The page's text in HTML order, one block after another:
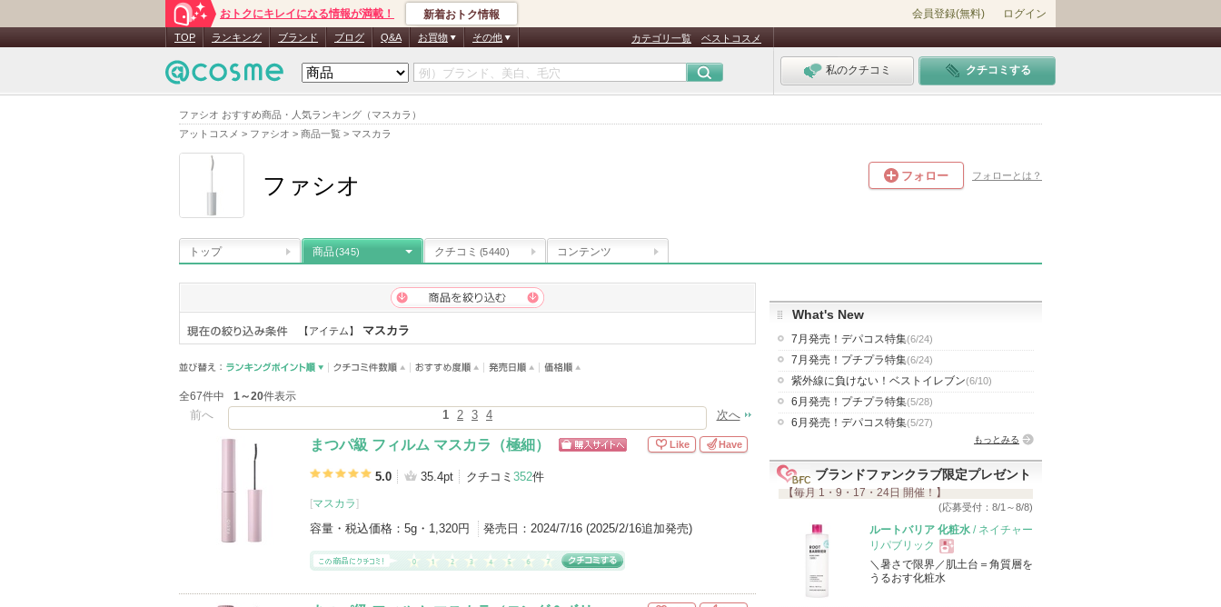
ファシオ おすすめ商品・人気ランキング（マスカラ）
アットコスメ > ファシオ > 商品一覧 > マスカラ
おトクにキレイになる情報が満載！ 新着おトク情報 会員登録(無料) ログイン
TOP ランキング ブランド ブログ Q&A お買物 その他 カテゴリ一覧 ベストコスメ
私のクチコミ クチコミする
ファシオ フォロー フォローとは？
トップ 商品(345) クチコミ (5440) コンテンツ
【アイテム】 マスカラ
全67件中 1～20件表示
前へ 1 2 3 4 次へ
まつパ級 フィルム マスカラ（極細）
5.0 35.4pt クチコミ 352件
[マスカラ]
容量・税込価格： 5g・1,320円 発売日： 2024/7/16 (2025/2/16追加発売)
Like Have
What's New
7月発売！デパコス特集(6/24)
7月発売！プチプラ特集(6/24)
紫外線に負けない！ベストイレブン(6/10)
6月発売！プチプラ特集(5/28)
6月発売！デパコス特集(5/27)
もっとみる
ブランドファンクラブ限定プレゼント
【毎月 1・9・17・24日 開催！】
(応募受付：8/1～8/8)
ルートバリア 化粧水 / ネイチャー
リパブリック
現
＼暑さで限界／肌土台＝角質層を
うるおす化粧水